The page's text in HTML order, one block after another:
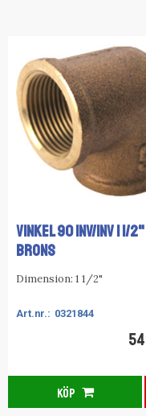
VINKEL 90 INV/INV 1 1/2"
BRONS
Dimension: 1 1/2"
0321844
KÖP